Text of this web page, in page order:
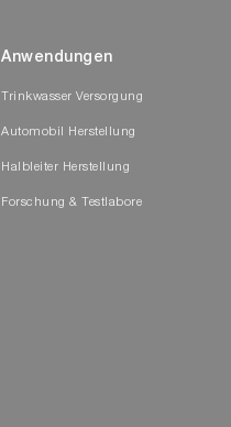
Anwendungen
Trinkwasser Versorgung
Automobil Herstellung
Halbleiter Herstellung
Forschung & Testlabore